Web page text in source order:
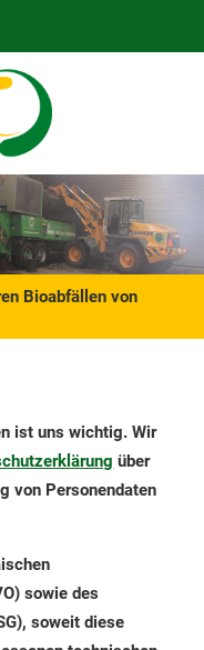
Bioabfällen von
ist uns wichtig. Wir
über
von Personendaten
sowie des
soweit diese